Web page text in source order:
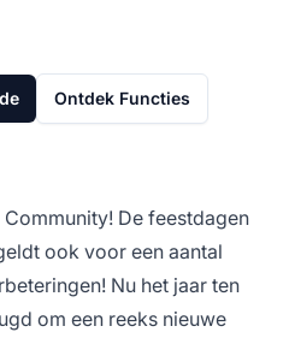
Ontdek Functies
De feestdagen
ook voor een aantal
Nu het jaar ten
om een reeks nieuwe